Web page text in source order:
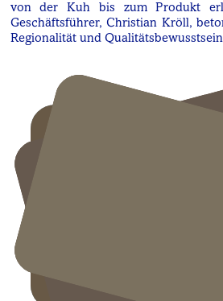
von der Kuh bis zum Produkt
Geschäftsführer, Christian Kröll,
Regionalität und